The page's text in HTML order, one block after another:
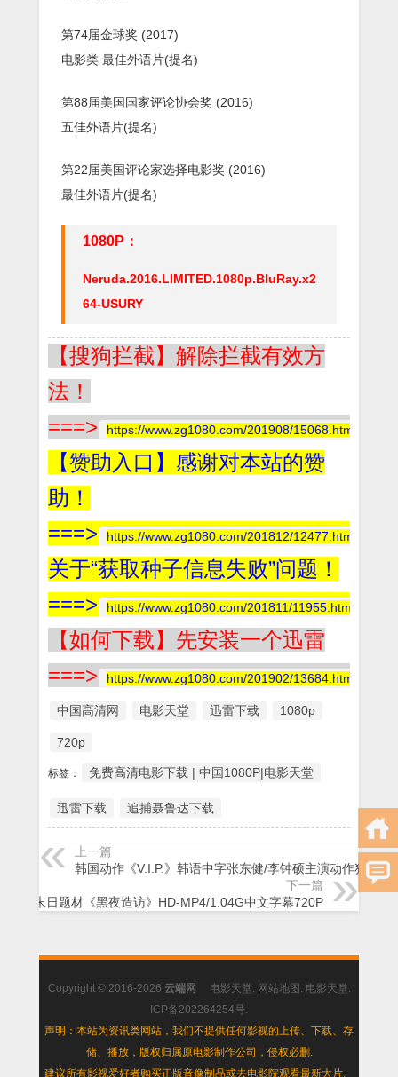
第74届金球奖 (2017)
电影类 最佳外语片(提名)
第88届美国国家评论协会奖 (2016)
五佳外语片(提名)
第22届美国评论家选择电影奖 (2016)
最佳外语片(提名)
1080P：
Neruda.2016.LIMITED.1080p.BluRay.x2
64-USURY
【搜狗拦截】解除拦截有效方
法！
===>
https://www.zg1080.com/201908/15068.html
【赞助入口】感谢对本站的赞
助！
===>
https://www.zg1080.com/201812/12477.html
关于“获取种子信息失败”问题！
===>
https://www.zg1080.com/201811/11955.html
【如何下载】先安装一个迅雷
===>
https://www.zg1080.com/201902/13684.html
中国高清网 电影天堂 迅雷下载 1080p
720p
标签： 免费高清电影下载 | 中国1080P|电影天堂
迅雷下载 追捕聂鲁达下载
上一篇
韩国动作《V.I.P.》韩语中字张东健/李钟硕主演动作犯罪
下一篇
2017末日题材《黑夜造访》HD-MP4/1.04G中文字幕720P
Copyright © 2016-2026 云端网 电影天堂 网站地图 电影天堂
ICP备202264254号
声明：本站为资讯类网站，我们不提供任何影视的上传、下载、存
储、播放，版权归属原电影制作公司，侵权必删.
建议所有影视爱好者购买正版音像制品或去电影院观看最新大片。